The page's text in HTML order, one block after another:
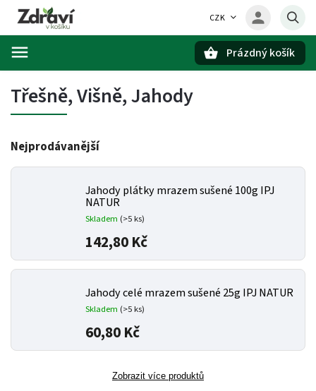
CZK
Prázdný košík
Třešně, Višně, Jahody
Nejprodávanější
Jahody plátky mrazem sušené 100g IPJ
NATUR
Skladem (>5 ks)
142,80 Kč
Jahody celé mrazem sušené 25g IPJ NATUR
Skladem (>5 ks)
60,80 Kč
Zobrazit více produktů